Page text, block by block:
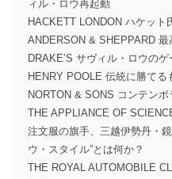
ィル・ロウ再起動
HACKETT LONDON ハケット
ANDERSON & SHEPPARD
DRAKE’S サヴィル・ロウの
HENRY POOLE 伝統に勝てる
NORTON & SONS コンテン
THE APPLIANCE OF
注文服の旗手、三越伊勢丹・
ウ・スタイル”とは何か？
THE ROYAL AUTOMOBILE